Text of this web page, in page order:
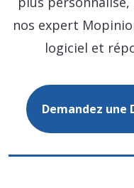
nos expert
logiciel et
Demandez une